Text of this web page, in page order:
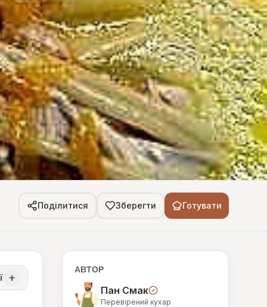
Поділитися Зберегти Готувати
+
АВТОР
Пан Смак
Перевірений кухар